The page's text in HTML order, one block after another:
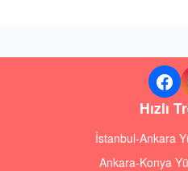
Hızlı
İstanbul-Ankara
Ankara-Konya